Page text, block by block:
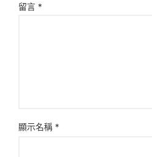
留言 *
顯示名稱 *